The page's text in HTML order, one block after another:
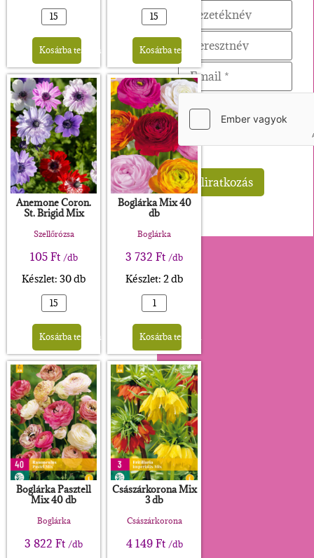
Kosárba teszem
Alternative:
Kosárba teszem
Alternative:
Anemone Coron.
St. Brigid Mix
Szellőrózsa
105Ft /db
Készlet: 30 db
Kosárba teszem
Alternative:
Boglárka Mix 40
db
Boglárka
3 732Ft /db
Készlet: 2 db
Kosárba teszem
Boglárka Pasztell
Mix 40 db
Boglárka
3 822Ft /db
Császárkorona Mix
3 db
Császárkorona
4 149Ft /db